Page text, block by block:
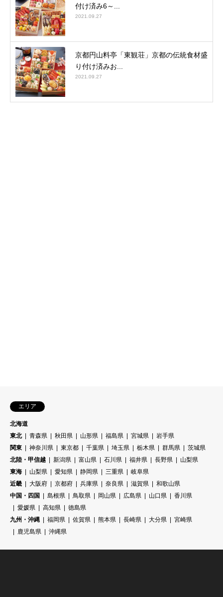
付け済み6～...
2021.09.27
京都円山料亭「東観荘」京都の伝統食材盛
り付け済みお...
2021.09.27
エリア
北海道
東北
青森県 秋田県 山形県 福島県 宮城県
岩手県
関東
神奈川県 東京都 千葉県 埼玉県 栃木県 群馬県
茨城県
北陸・甲信越
新潟県 富山県 石川県 福井県 長野県
山梨県
東海
山梨県 愛知県 静岡県 三重県
岐阜県
近畿
大阪府 京都府 兵庫県 奈良県 滋賀県
和歌山県
中国・四国
島根県 鳥取県 岡山県 広島県 山口県
香川県
愛媛県
高知県
徳島県
九州・沖縄
福岡県 佐賀県 熊本県 長崎県 大分県
宮崎県
鹿児島県
沖縄県